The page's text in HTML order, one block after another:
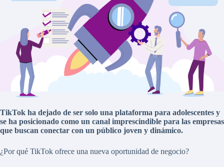
TikTok ha dejado de ser solo una plataforma para adolescentes y
se ha posicionado como un canal imprescindible para las empresas
que buscan conectar con un público joven y dinámico.
¿Por qué TikTok ofrece una nueva oportunidad de negocio?